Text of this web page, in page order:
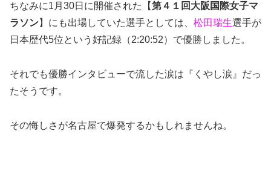
ちなみに1月30日に開催された【第４１回大阪国際女子マ
ラソン】にも出場していた選手としては、 松田瑞生選手が
日本歴代5位という好記録（2:20:52）で優勝しました。
それでも優勝インタビューで流した涙は『くやし涙』だっ
たそうです。
その悔しさが名古屋で爆発するかもしれませんね。